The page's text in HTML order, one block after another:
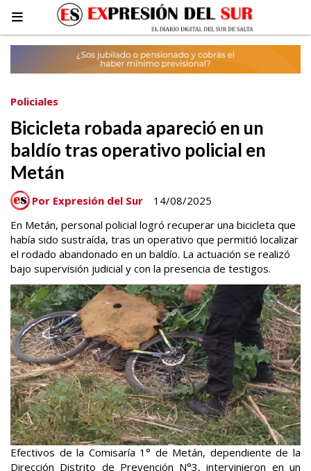
Bicicleta robada apareció en un
baldío tras operativo policial en
Metán
En Metán, personal policial logró recuperar una bicicleta que
había sido sustraída, tras un operativo que permitió localizar
el rodado abandonado en un baldío. La actuación se realizó
bajo supervisión judicial y con la presencia de testigos.
Policiales
14/08/2025
Por Expresión del Sur
Efectivos de la Comisaría 1° de Metán, dependiente de la
Dirección Distrito de Prevención N°3, intervinieron en un